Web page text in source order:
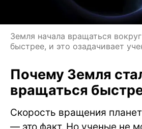
Земля начала вращаться
быстрее, и это озадачивает
Почему Земля
вращаться
Скорость вращения